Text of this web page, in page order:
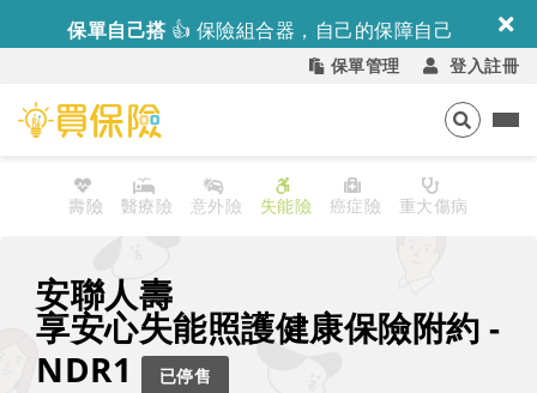
保單自己搭 👍 保險組合器，自己的保障自己
保單管理 登入註冊
壽險 醫療險 意外險 失能險 癌症險 重大傷病
安聯人壽
享安心失能照護健康保險附約 -
NDR1
已停售